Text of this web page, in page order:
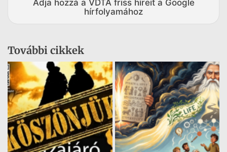
Adja hozzá a VDTA friss híreit a Google
hírfolyamához
További cikkek